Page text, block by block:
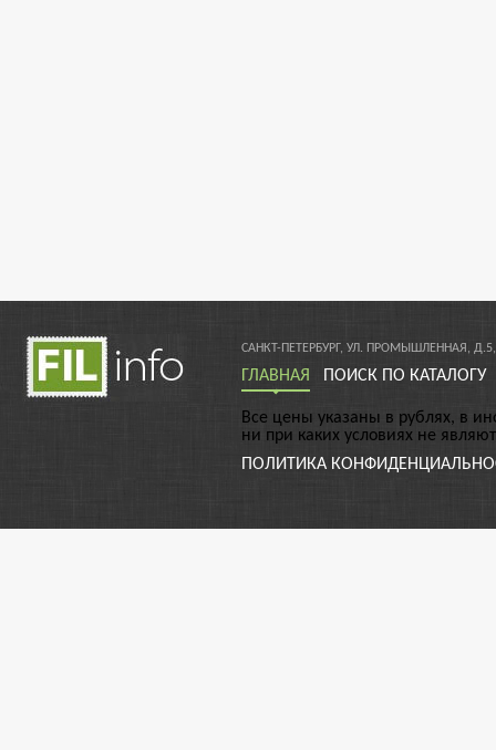
САНКТ-ПЕТЕРБУРГ, УЛ. ПРОМЫШЛЕННАЯ,
ГЛАВНАЯ ПОИСК ПО КАТАЛОГУ
Все цены указаны в рублях, в
ни при каких условиях не
ПОЛИТИКА